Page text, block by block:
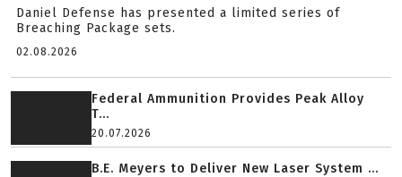
Daniel Defense has presented a limited series of
Breaching Package sets.
02.08.2026
Federal Ammunition Provides Peak Alloy
T...
20.07.2026
B.E. Meyers to Deliver New Laser System ...